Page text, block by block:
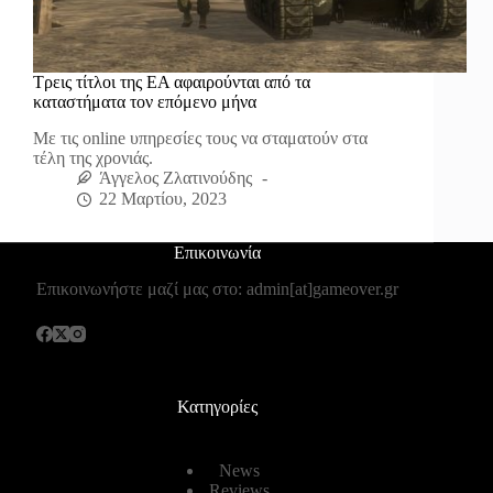
Τρεις τίτλοι της ΕΑ αφαιρούνται από τα
καταστήματα τον επόμενο μήνα
Με τις online υπηρεσίες τους να σταματούν στα
τέλη της χρονιάς.
Άγγελος Ζλατινούδης
22 Μαρτίου, 2023
Επικοινωνία
Επικοινωνήστε μαζί μας στο: admin[at]gameover.gr
Κατηγορίες
News